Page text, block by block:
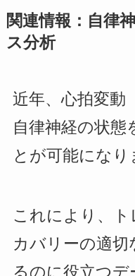
関連情報：自律
ス分析
近年、心拍変動
自律神経の状態
とが可能になり
これにより、ト
カバリーの適
るのに役立つデ